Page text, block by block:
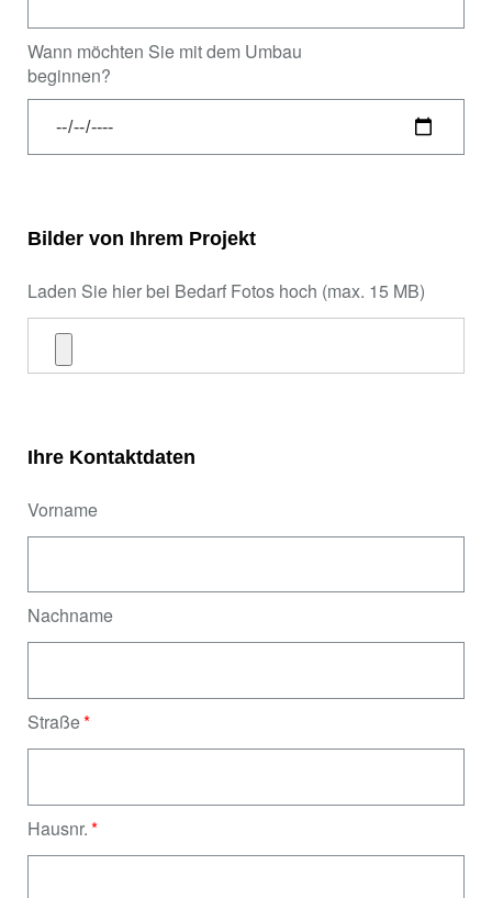
Wann möchten Sie mit dem Umbau
beginnen?
Bilder von Ihrem Projekt
Laden Sie hier bei Bedarf Fotos hoch (max. 15 MB)
Ihre Kontaktdaten
Vorname
Nachname
Straße
Hausnr.